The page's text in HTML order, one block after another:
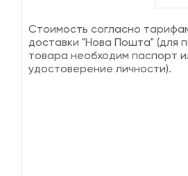
Стоимость согласно
доставки "Нова Пошта" (для
товара необходим паспорт
удостоверение личности).